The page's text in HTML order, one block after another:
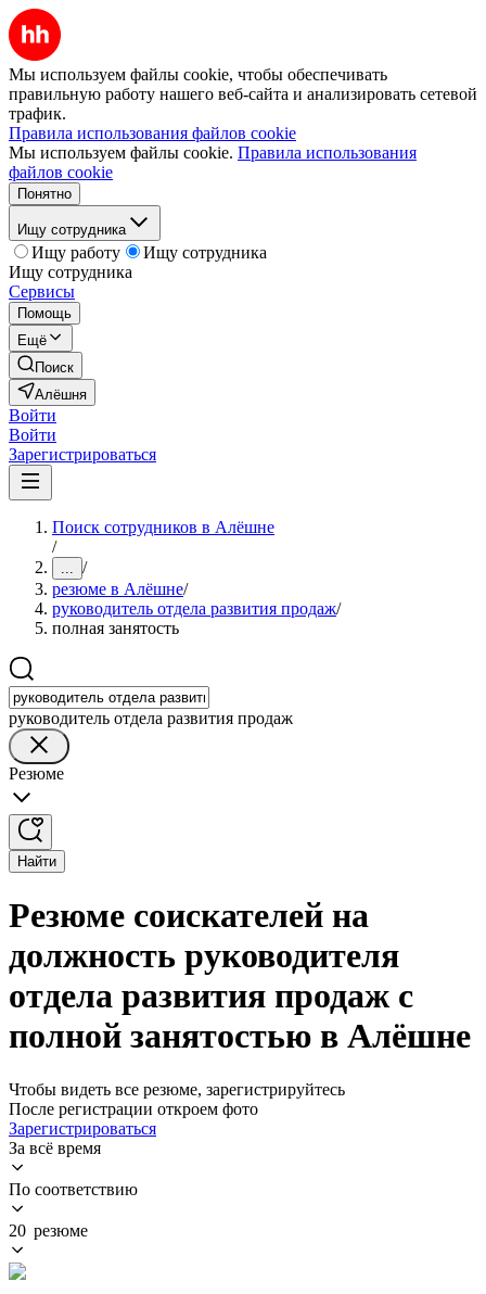
Мы используем файлы cookie, чтобы обеспечивать
правильную работу нашего веб-сайта и анализировать сетевой
трафик.
Правила использования файлов cookie
Мы используем файлы cookie. Правила использования
файлов cookie
Понятно
Ищу сотрудника
Ищу работу
Ищу сотрудника
Ищу сотрудника
Сервисы
Помощь
Ещё
Поиск
Алёшня
Войти
Войти
Зарегистрироваться
Поиск сотрудников в Алёшне
/
... /
резюме в Алёшне/
руководитель отдела развития продаж/
полная занятость
руководитель отдела развития продаж
Резюме
Найти
Резюме соискателей на
должность руководителя
отдела развития продаж с
полной занятостью в Алёшне
Чтобы видеть все резюме, зарегистрируйтесь
После регистрации откроем фото
Зарегистрироваться
За всё время
По соответствию
20 резюме